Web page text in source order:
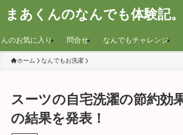
まあくんのなんでも体験記。
のお気に入り 問合せ なんでもチャレンジ
ホーム なんでもお洗濯
スーツの自宅洗濯の節約効
の結果を発表！